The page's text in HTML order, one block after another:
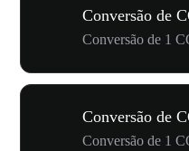
Conversão de
Conversão de 1
Conversão de
Conversão de 1